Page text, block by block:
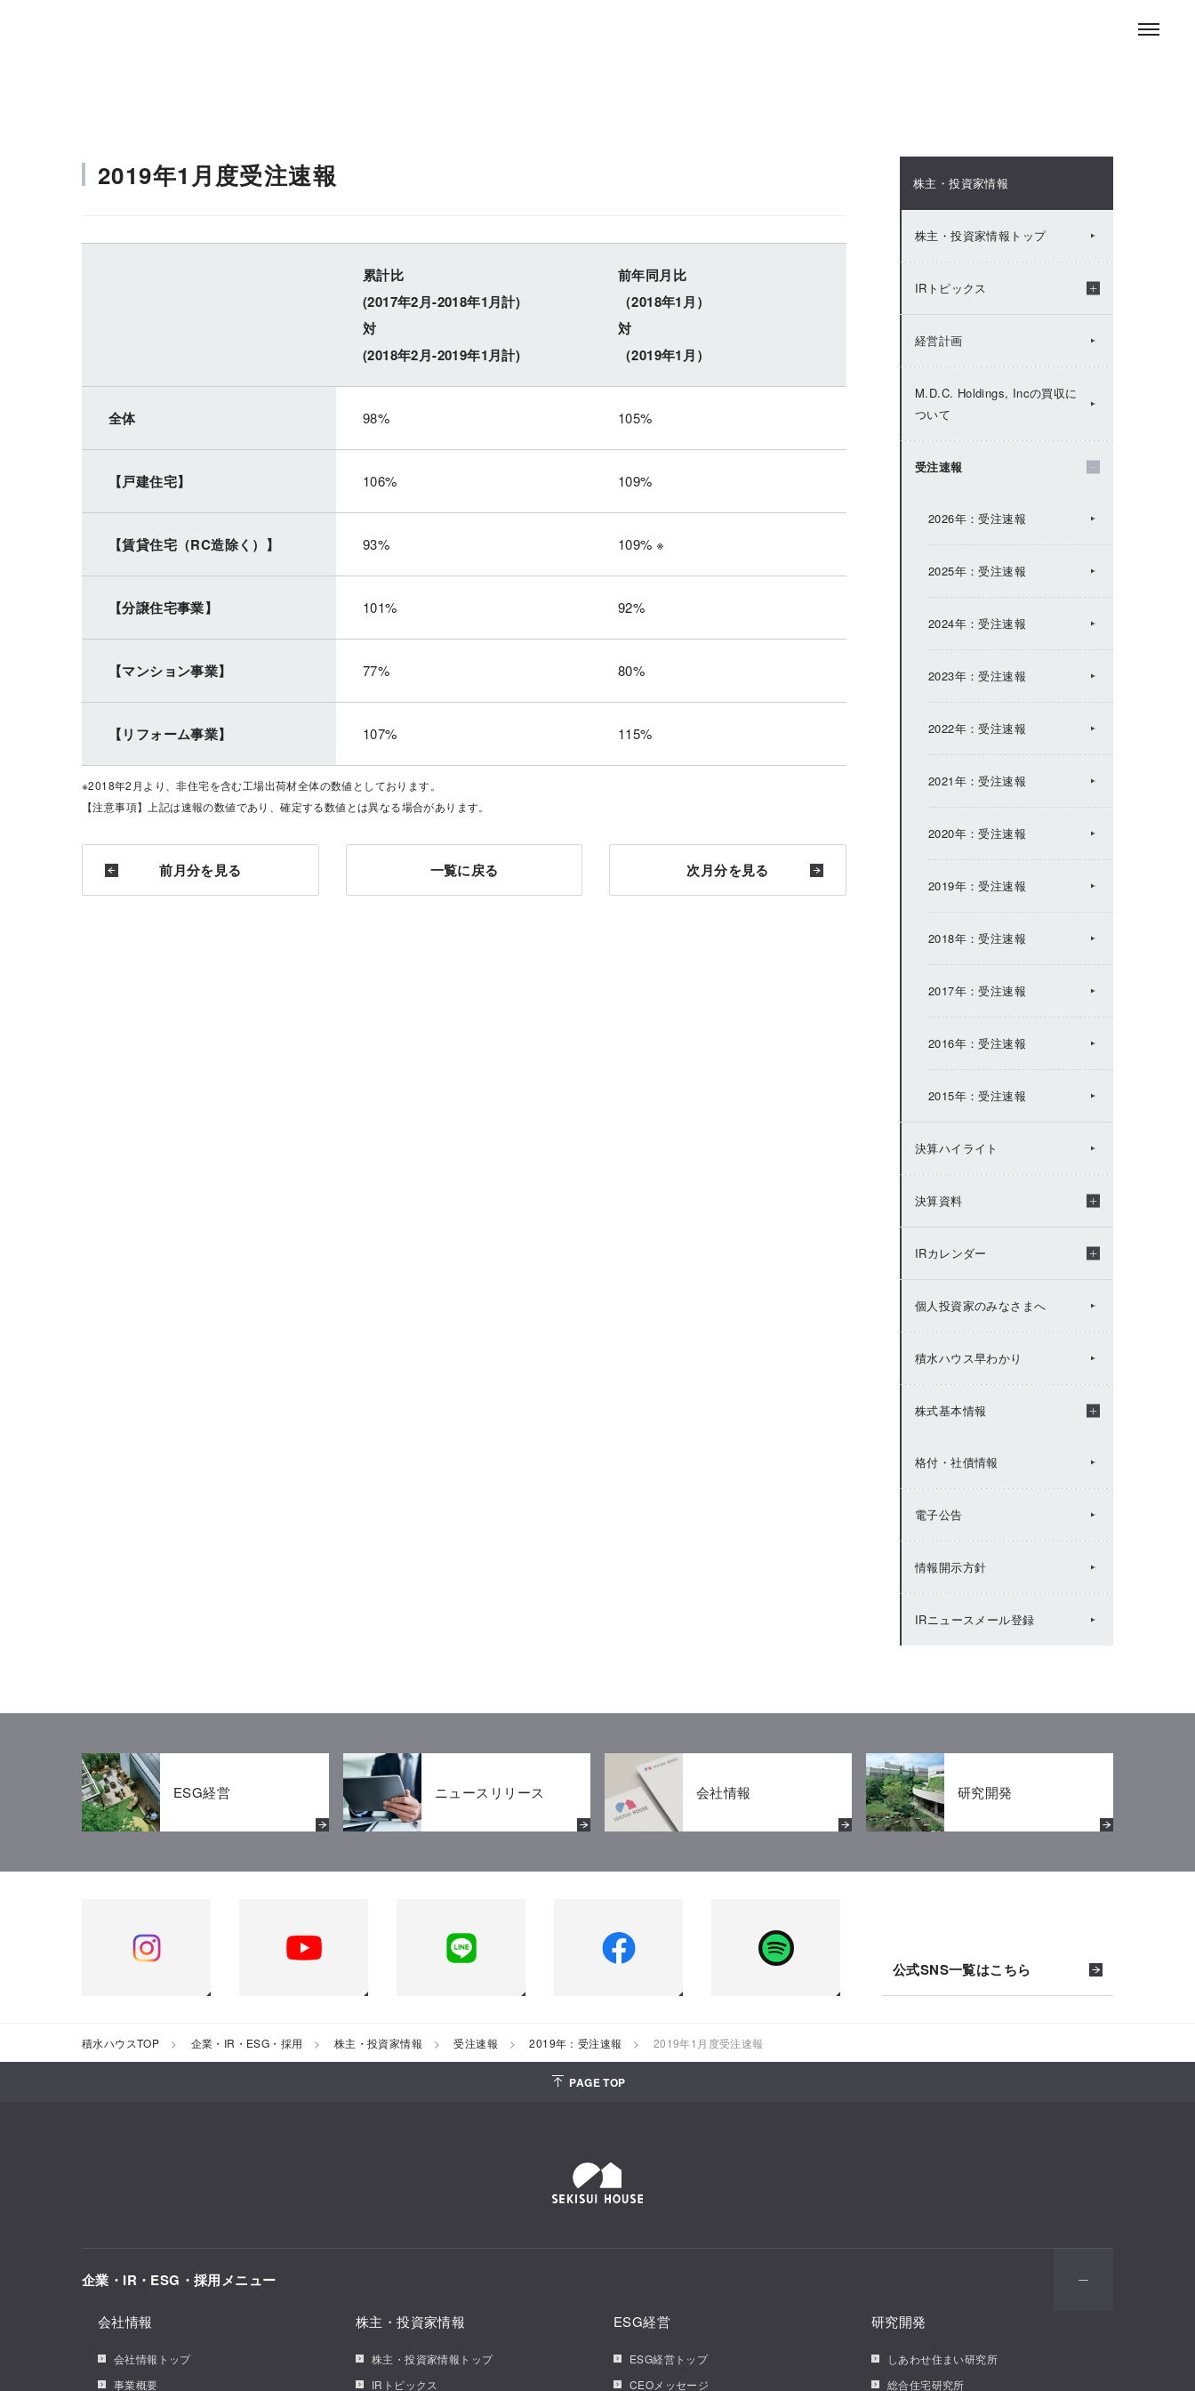
2019年1月度受注速報
累計比
(2017年2月-2018年1月計)
対
(2018年2月-2019年1月計)
前年同月比
（2018年1月）
対
（2019年1月）
全体 98% 105%
【戸建住宅】 106% 109%
【賃貸住宅（RC造除く）】 93% 109% ※
【分譲住宅事業】 101% 92%
【マンション事業】 77% 80%
【リフォーム事業】 107% 115%
※2018年2月より、非住宅を含む工場出荷材全体の数値としております。
【注意事項】上記は速報の数値であり、確定する数値とは異なる場合があります。
前月分を見る 一覧に戻る 次月分を見る
株主・投資家情報
株主・投資家情報トップ
IRトピックス
2026年：IRトピックス
2025年：IRトピックス
経営計画
M.D.C. Holdings, Incの買収に
ついて
受注速報
2026年：受注速報
2025年：受注速報
2024年：受注速報
2023年：受注速報
2022年：受注速報
2021年：受注速報
2020年：受注速報
2019年：受注速報
2018年：受注速報
2017年：受注速報
2016年：受注速報
2015年：受注速報
決算ハイライト
決算資料
年度別決算資料
決算短信
説明会資料
FACTBOOK
有価証券報告書等
統合報告書（Value Report）
BUSINESS REPORT(年次報
IRカレンダー
IRカレンダー（2026年度）
IRカレンダー（2025年度）
IRカレンダー（2024年度）
IRカレンダー（2023年度）
IRカレンダー（2022年度）
IRカレンダー（2021年度）
IRカレンダー（2020年度）
個人投資家のみなさまへ
積水ハウス早わかり
株式基本情報
株式基本情報
株主総会
株主メモ
株主還元
格付・社債情報
電子公告
情報開示方針
IRニュースメール登録
ESG経営 ニュースリリース 会社情報 研究開発
公式SNS一覧はこちら
積水ハウスTOP 企業・IR・ESG・採用 株主・投資家情報 受注速報 2019年：受注速報 2019年1月度受注速報
PAGE TOP
企業・IR・ESG・採用メニュー
会社情報
会社情報トップ
事業概要
株主・投資家情報
株主・投資家情報トップ
IRトピックス
ESG経営
ESG経営トップ
CEOメッセージ
研究開発
しあわせ住まい研究所
総合住宅研究所